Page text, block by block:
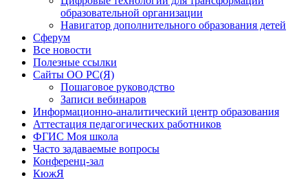
образовательной организации
Навигатор дополнительного образования детей
Сферум
Все новости
Полезные ссылки
Сайты ОО РС(Я)
Пошаговое руководство
Записи вебинаров
Информационно-аналитический центр образования
Аттестация педагогических работников
ФГИС Моя школа
Часто задаваемые вопросы
Конференц-зал
КюжЯ